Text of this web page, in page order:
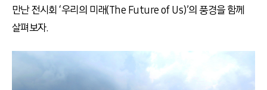
만난 전시회 ‘우리의 미래(The Future of Us)’의 풍경을 함께
살펴보자.